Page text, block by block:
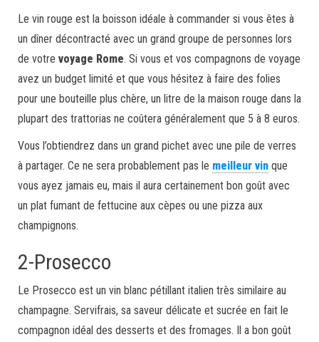
Le vin rouge est la boisson idéale à commander si vous êtes à
un dîner décontracté avec un grand groupe de personnes lors
de votre voyage Rome. Si vous et vos compagnons de voyage
avez un budget limité et que vous hésitez à faire des folies
pour une bouteille plus chère, un litre de la maison rouge dans la
plupart des trattorias ne coûtera généralement que 5 à 8 euros.
Vous l’obtiendrez dans un grand pichet avec une pile de verres
à partager. Ce ne sera probablement pas le meilleur vin que
vous ayez jamais eu, mais il aura certainement bon goût avec
un plat fumant de fettucine aux cèpes ou une pizza aux
champignons.
2-Prosecco
Le Prosecco est un vin blanc pétillant italien très similaire au
champagne. Servifrais, sa saveur délicate et sucrée en fait le
compagnon idéal des desserts et des fromages. Il a bon goût